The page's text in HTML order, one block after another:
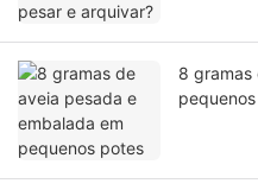
8 gramas